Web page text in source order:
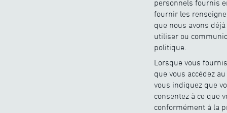
personnels fournis
fournir les
que nous avons
utiliser ou
politique.
Lorsque vous
que vous accédez
vous indiquez que
consentez à ce que
conformément à la